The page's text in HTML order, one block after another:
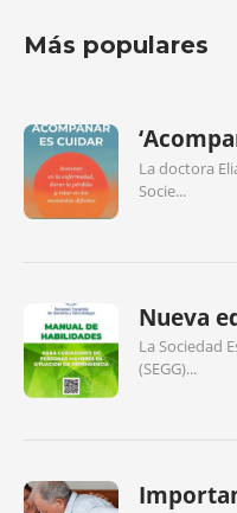
Más populares
La doctora
Socie...
Nueva
La Sociedad
(SEGG)...